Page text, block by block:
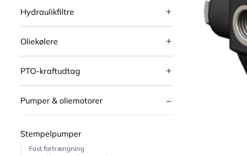
Hydraulikfiltre
Oliekølere
PTO-kraftudtag
Pumper & oliemotorer
Stempelpumper
Fast fortrængning